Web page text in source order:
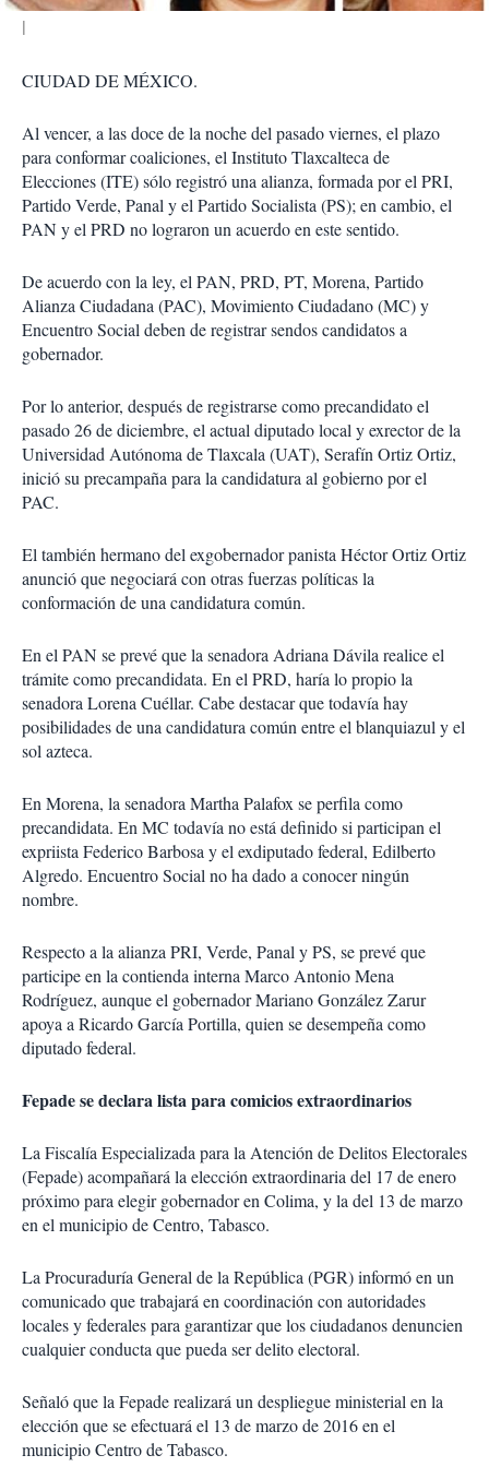
CIUDAD DE MÉXICO.
Al vencer, a las doce de la noche del pasado viernes, el plazo
para conformar coaliciones, el Instituto Tlaxcalteca de
Elecciones (ITE) sólo registró una alianza, formada por el PRI,
Partido Verde, Panal y el Partido Socialista (PS); en cambio, el
PAN y el PRD no lograron un acuerdo en este sentido.
De acuerdo con la ley, el PAN, PRD, PT, Morena, Partido
Alianza Ciudadana (PAC), Movimiento Ciudadano (MC) y
Encuentro Social deben de registrar sendos candidatos a
gobernador.
Por lo anterior, después de registrarse como precandidato el
pasado 26 de diciembre, el actual diputado local y exrector de la
Universidad Autónoma de Tlaxcala (UAT), Serafín Ortiz Ortiz,
inició su precampaña para la candidatura al gobierno por el
PAC.
El también hermano del exgobernador panista Héctor Ortiz Ortiz
anunció que negociará con otras fuerzas políticas la
conformación de una candidatura común.
En el PAN se prevé que la senadora Adriana Dávila realice el
trámite como precandidata. En el PRD, haría lo propio la
senadora Lorena Cuéllar. Cabe destacar que todavía hay
posibilidades de una candidatura común entre el blanquiazul y el
sol azteca.
En Morena, la senadora Martha Palafox se perfila como
precandidata. En MC todavía no está definido si participan el
expriista Federico Barbosa y el exdiputado federal, Edilberto
Algredo. Encuentro Social no ha dado a conocer ningún
nombre.
Respecto a la alianza PRI, Verde, Panal y PS, se prevé que
participe en la contienda interna Marco Antonio Mena
Rodríguez, aunque el gobernador Mariano González Zarur
apoya a Ricardo García Portilla, quien se desempeña como
diputado federal.
Fepade se declara lista para comicios extraordinarios
La Fiscalía Especializada para la Atención de Delitos Electorales
(Fepade) acompañará la elección extraordinaria del 17 de enero
próximo para elegir gobernador en Colima, y la del 13 de marzo
en el municipio de Centro, Tabasco.
La Procuraduría General de la República (PGR) informó en un
comunicado que trabajará en coordinación con autoridades
locales y federales para garantizar que los ciudadanos denuncien
cualquier conducta que pueda ser delito electoral.
Señaló que la Fepade realizará un despliegue ministerial en la
elección que se efectuará el 13 de marzo de 2016 en el
municipio Centro de Tabasco.